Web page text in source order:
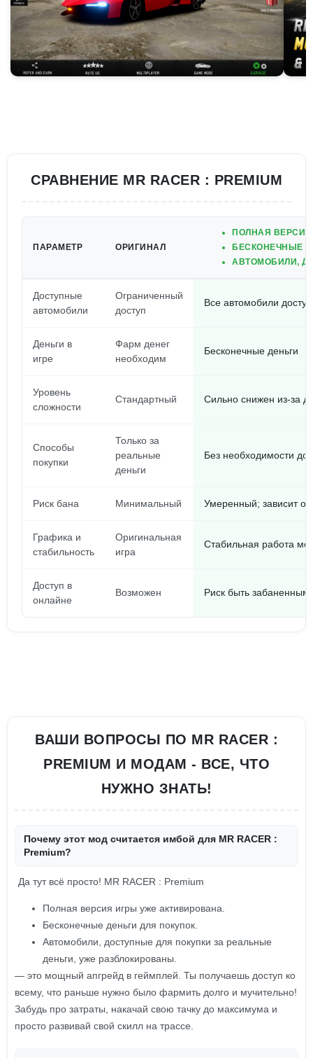
СРАВНЕНИЕ MR RACER : PREMIUM
ПАРАМЕТР ОРИГИНАЛ
ПОЛНАЯ
БЕСКОНЕЧНЫЕ
АВТОМОБИЛИ,
Доступные
автомобили
Ограниченный
доступ
Все автомобили
Деньги в
игре
Фарм денег
необходим
Бесконечные деньги
Уровень
сложности
Стандартный Сильно снижен из-за
Способы
покупки
Только за
реальные
деньги
Без необходимости
Риск бана Минимальный Умеренный; зависит от
Графика и
стабильность
Оригинальная
игра
Стабильная работа
Доступ в
онлайне
Возможен Риск быть забаненным
ВАШИ ВОПРОСЫ ПО MR RACER :
PREMIUM И МОДАМ - ВСЕ, ЧТО
НУЖНО ЗНАТЬ!
Почему этот мод считается имбой для MR RACER :
Premium?
Да тут всё просто! MR RACER : Premium
Полная версия игры уже активирована.
Бесконечные деньги для покупок.
Автомобили, доступные для покупки за реальные
деньги, уже разблокированы.
— это мощный апгрейд в геймплей. Ты получаешь доступ ко
всему, что раньше нужно было фармить долго и мучительно!
Забудь про затраты, накачай свою тачку до максимума и
просто развивай свой скилл на трассе.